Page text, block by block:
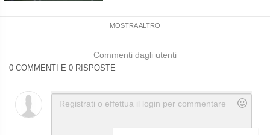
MOSTRA ALTRO
Commenti dagli utenti
0 COMMENTI E 0 RISPOSTE